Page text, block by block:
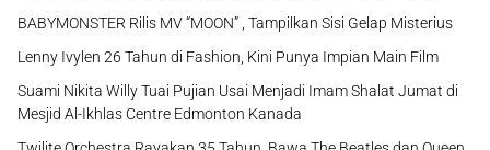
BABYMONSTER Rilis MV “MOON” , Tampilkan Sisi Gelap Misterius
Lenny Ivylen 26 Tahun di Fashion, Kini Punya Impian Main Film
Suami Nikita Willy Tuai Pujian Usai Menjadi Imam Shalat Jumat di
Mesjid Al-Ikhlas Centre Edmonton Kanada